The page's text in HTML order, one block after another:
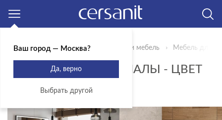
Главная Продукты Сантехника и мебель Мебель для
ПЕНАЛЫ И ПОЛУПЕНАЛЫ - ЦВЕТ
БЕЖЕВЫЙ
Ваш город — Москва?
Да, верно
Выбрать другой